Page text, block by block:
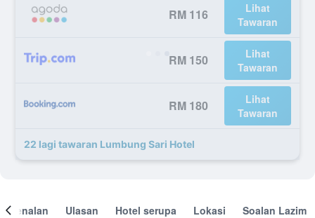
RM 116
Lihat
Tawaran
RM 150
Lihat
Tawaran
RM 180
Lihat
Tawaran
22 lagi tawaran Lumbung Sari Hotel
Ulasan Hotel serupa Lokasi Soalan Lazim